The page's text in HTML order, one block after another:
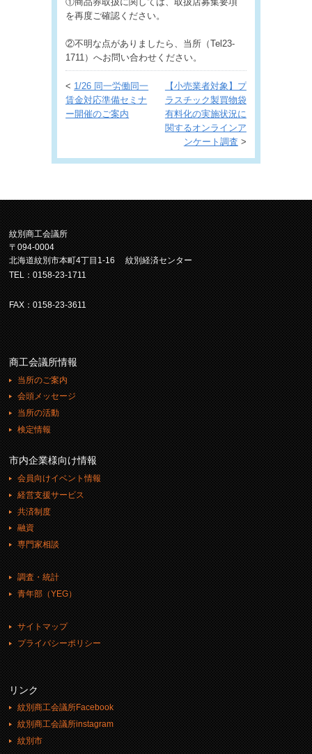
①商品券取扱に関しては、取扱店募集要項
を再度ご確認ください。
②不明な点がありましたら、当所（Tel23-
1711）へお問い合わせください。
< 1/26 同一労働同一
賃金対応準備セミナ
ー開催のご案内
【小売業者対象】プ
ラスチック製買物袋
有料化の実施状況に
関するオンラインア
ンケート調査 >
紋別商工会議所
〒094-0004
北海道紋別市本町4丁目1-16 紋別経済センター
TEL：0158-23-1711
FAX：0158-23-3611
商工会議所情報
当所のご案内
会頭メッセージ
当所の活動
検定情報
市内企業様向け情報
会員向けイベント情報
経営支援サービス
共済制度
融資
専門家相談
調査・統計
青年部（YEG）
サイトマップ
プライバシーポリシー
リンク
紋別商工会議所Facebook
紋別商工会議所instagram
紋別市